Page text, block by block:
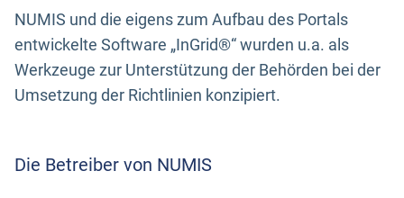
NUMIS und die eigens zum Aufbau des Portals
entwickelte Software „InGrid®“ wurden u.a. als
Werkzeuge zur Unterstützung der Behörden bei der
Umsetzung der Richtlinien konzipiert.
Die Betreiber von NUMIS